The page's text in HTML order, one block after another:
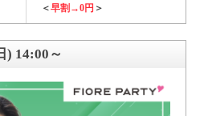
＜早割→0円 ＞
) 14:00～